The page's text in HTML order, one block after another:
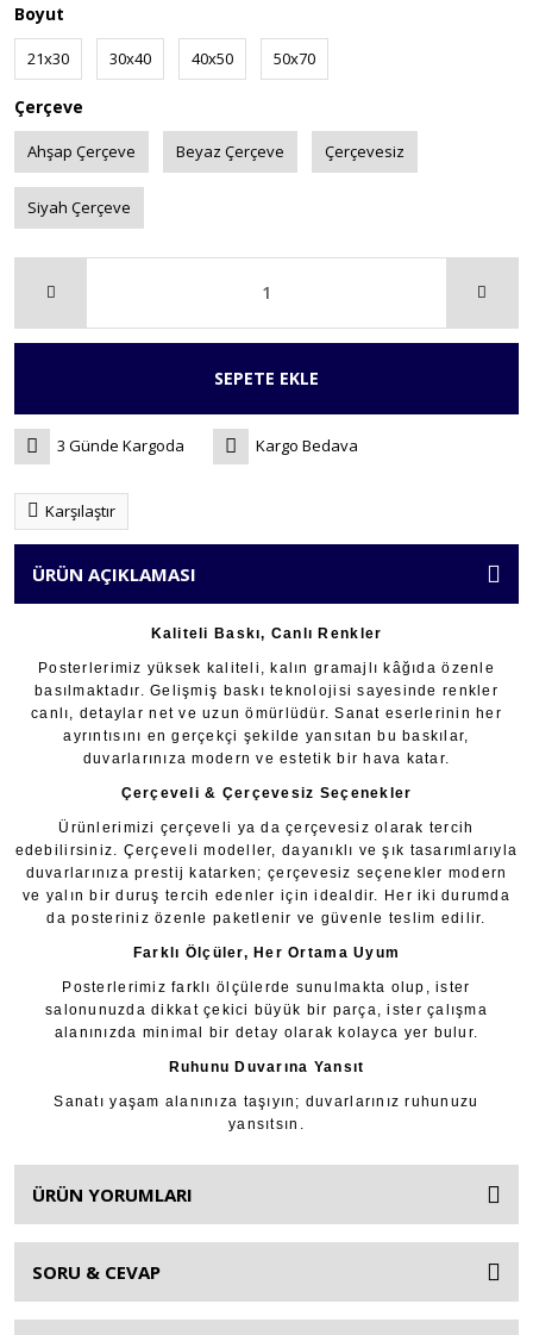
Boyut
21x30 30x40 40x50 50x70
Çerçeve
Ahşap Çerçeve Beyaz Çerçeve Çerçevesiz
Siyah Çerçeve
SEPETE EKLE
3 Günde Kargoda Kargo Bedava
Karşılaştır
ÜRÜN AÇIKLAMASI
Kaliteli Baskı, Canlı Renkler
Posterlerimiz yüksek kaliteli, kalın gramajlı kâğıda özenle
basılmaktadır. Gelişmiş baskı teknolojisi sayesinde renkler
canlı, detaylar net ve uzun ömürlüdür. Sanat eserlerinin her
ayrıntısını en gerçekçi şekilde yansıtan bu baskılar,
duvarlarınıza modern ve estetik bir hava katar.
Çerçeveli & Çerçevesiz Seçenekler
Ürünlerimizi çerçeveli ya da çerçevesiz olarak tercih
edebilirsiniz. Çerçeveli modeller, dayanıklı ve şık tasarımlarıyla
duvarlarınıza prestij katarken; çerçevesiz seçenekler modern
ve yalın bir duruş tercih edenler için idealdir. Her iki durumda
da posteriniz özenle paketlenir ve güvenle teslim edilir.
Farklı Ölçüler, Her Ortama Uyum
Posterlerimiz farklı ölçülerde sunulmakta olup, ister
salonunuzda dikkat çekici büyük bir parça, ister çalışma
alanınızda minimal bir detay olarak kolayca yer bulur.
Ruhunu Duvarına Yansıt
Sanatı yaşam alanınıza taşıyın; duvarlarınız ruhunuzu
yansıtsın.
ÜRÜN YORUMLARI
SORU & CEVAP